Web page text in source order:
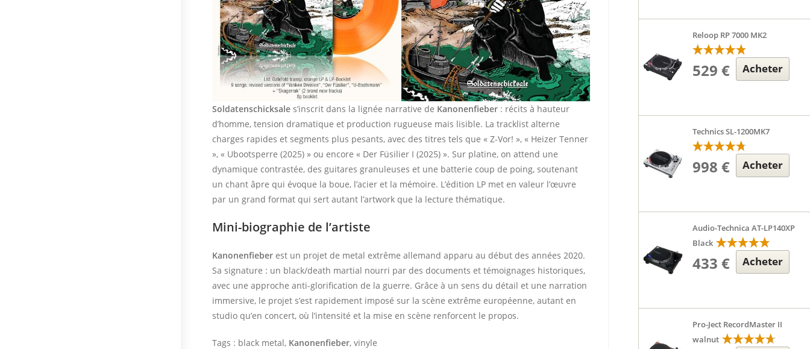
Soldatenschicksale s’inscrit dans la lignée narrative de Kanonenfieber : récits à hauteur
d’homme, tension dramatique et production rugueuse mais lisible. La tracklist alterne
charges rapides et segments plus pesants, avec des titres tels que « Z-Vor! », « Heizer Tenner
», « Ubootsperre (2025) » ou encore « Der Füsilier I (2025) ». Sur platine, on attend une
dynamique contrastée, des guitares granuleuses et une batterie coup de poing, soutenant
un chant âpre qui évoque la boue, l’acier et la mémoire. L’édition LP met en valeur l’œuvre
par un grand format qui sert autant l’artwork que la lecture thématique.
Mini-biographie de l’artiste
Kanonenfieber est un projet de metal extrême allemand apparu au début des années 2020.
Sa signature : un black/death martial nourri par des documents et témoignages historiques,
avec une approche anti-glorification de la guerre. Grâce à un sens du détail et une narration
immersive, le projet s’est rapidement imposé sur la scène extrême européenne, autant en
studio qu’en concert, où l’intensité et la mise en scène renforcent le propos.
Tags : black metal, Kanonenfieber, vinyle
Reloop RP 7000 MK2
529 € Acheter
Technics SL-1200MK7
998 € Acheter
Audio-Technica AT-LP140XP
Black
433 € Acheter
Pro-Ject RecordMaster II
walnut